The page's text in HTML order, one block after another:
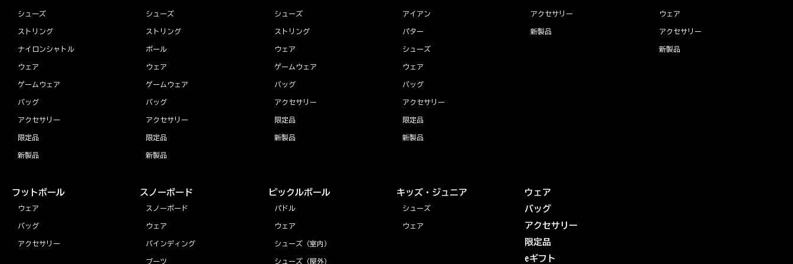
シューズ
ストリング
ナイロンシャトル
ウェア
ゲームウェア
バッグ
アクセサリー
限定品
新製品
シューズ
ストリング
ボール
ウェア
ゲームウェア
バッグ
アクセサリー
限定品
新製品
シューズ
ストリング
ウェア
ゲームウェア
バッグ
アクセサリー
限定品
新製品
アイアン
パター
シューズ
ウェア
バッグ
アクセサリー
限定品
新製品
アクセサリー
新製品
ウェア
アクセサリー
新製品
フットボール
ウェア
バッグ
アクセサリー
スノーボード
スノーボード
ウェア
バインディング
ブーツ
ピックルボール
パドル
ウェア
シューズ（室内）
シューズ（屋外）
キッズ・ジュニア
シューズ
ウェア
ウェア
バッグ
アクセサリー
限定品
eギフト